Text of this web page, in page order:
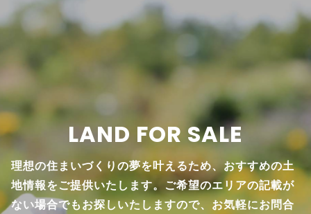
LAND FOR SALE
理想の住まいづくりの夢を叶えるため、おすすめの土
地情報をご提供いたします。ご希望のエリアの記載が
ない場合でもお探しいたしますので、お気軽にお問合